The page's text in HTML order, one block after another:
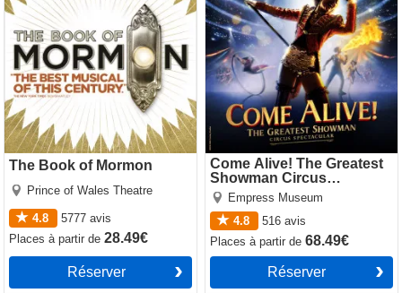
The Book of Mormon
Prince of Wales Theatre
4.8 5777 avis
Placesà partir de28.49€
Réserver
Come Alive! The Greatest
Showman Circus
Spectacular
Empress Museum
4.8
516 avis
Placesà partir de68.49€
Réserver